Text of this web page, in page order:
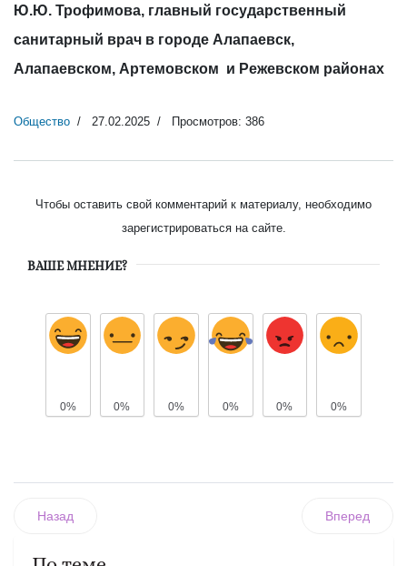
Ю.Ю. Трофимова, главный государственный
санитарный врач в городе Алапаевск,
Алапаевском, Артемовском и Режевском районах
Общество 27.02.2025 Просмотров: 386
Чтобы оставить свой комментарий к материалу, необходимо
зарегистрироваться на сайте.
ВАШЕ МНЕНИЕ?
0% 0% 0% 0% 0% 0%
Назад Вперед